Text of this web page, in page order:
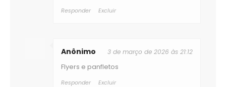
Responder Excluir
Anônimo 3 de março de 2026 às 21:12
Flyers e panfletos
Responder Excluir